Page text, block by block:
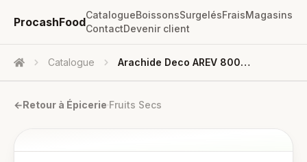
ProcashFood
CatalogueBoissonsSurgelésFraisMagasins
ContactDevenir client
Accueil Catalogue Arachide Deco AREV 800g C:24
←Retour à Épicerie·Fruits Secs